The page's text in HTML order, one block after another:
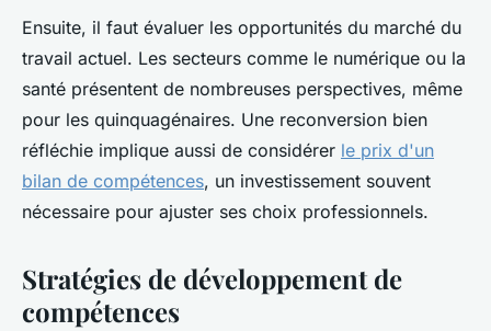
Ensuite, il faut évaluer les opportunités du marché du
travail actuel. Les secteurs comme le numérique ou la
santé présentent de nombreuses perspectives, même
pour les quinquagénaires. Une reconversion bien
réfléchie implique aussi de considérer le prix d'un
bilan de compétences, un investissement souvent
nécessaire pour ajuster ses choix professionnels.
Stratégies de développement de
compétences